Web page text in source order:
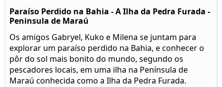
Paraíso Perdido na Bahia - A Ilha da Pedra Furada -
Peninsula de Maraú
Os amigos Gabryel, Kuko e Milena se juntam para
explorar um paraíso perdido na Bahia, e conhecer o
pôr do sol mais bonito do mundo, segundo os
pescadores locais, em uma ilha na Península de
Maraú conhecida como a Ilha da Pedra Furada.